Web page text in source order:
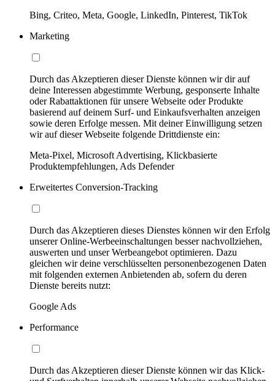
Bing, Criteo, Meta, Google, LinkedIn, Pinterest, TikTok
Marketing
Durch das Akzeptieren dieser Dienste können wir dir auf
deine Interessen abgestimmte Werbung, gesponserte Inhalte
oder Rabattaktionen für unsere Webseite oder Produkte
basierend auf deinem Surf- und Einkaufsverhalten anzeigen
sowie deren Erfolge messen. Mit deiner Einwilligung setzen
wir auf dieser Webseite folgende Drittdienste ein:
Meta-Pixel, Microsoft Advertising, Klickbasierte
Produktempfehlungen, Ads Defender
Erweitertes Conversion-Tracking
Durch das Akzeptieren dieses Dienstes können wir den Erfolg
unserer Online-Werbeeinschaltungen besser nachvollziehen,
auswerten und unser Werbeangebot optimieren. Dazu
gleichen wir deine verschlüsselten personenbezogenen Daten
mit folgenden externen Anbietenden ab, sofern du deren
Dienste bereits nutzt:
Google Ads
Performance
Durch das Akzeptieren dieser Dienste können wir das Klick-